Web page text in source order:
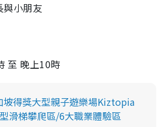
與小朋友
至 晚上10時
坡得獎大型親子遊樂場Kiztopia
滑梯攀爬區/6大職業體驗區